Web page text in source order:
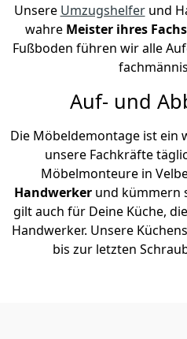
Unsere Umzugshelferund
wahre Meister ihres Fachs
Fußboden führen wir alle
Auf- und
Die Möbeldemontage ist ein
unsere Fachkräfte
Möbelmonteure in
Handwerker und kümmern
gilt auch für Deine Küche,
Handwerker. Unsere
bis zur letzten